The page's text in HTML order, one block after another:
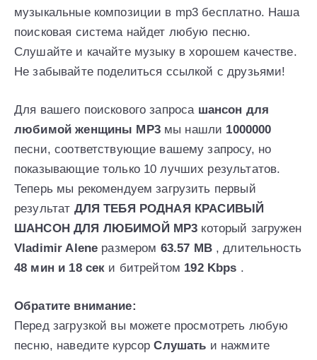
музыкальные композиции в mp3 бесплатно. Наша
поисковая система найдет любую песню.
Слушайте и качайте музыку в хорошем качестве.
Не забывайте поделиться ссылкой с друзьями!
Для вашего поискового запроса шансон для
любимой женщины MP3мы нашли 1000000
песни, соответствующие вашему запросу, но
показывающие только 10 лучших результатов.
Теперь мы рекомендуем загрузить первый
результат ДЛЯ ТЕБЯ РОДНАЯ КРАСИВЫЙ
ШАНСОН ДЛЯ ЛЮБИМОЙ MP3 который загружен
Vladimir Alene размером 63.57 MB, длительность
48 мин и 18 сек и битрейтом 192 Kbps .
Обратите внимание:
Перед загрузкой вы можете просмотреть любую
песню, наведите курсорСлушать и нажмите